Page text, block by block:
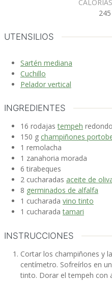
245
UTENSILIOS
Sartén mediana
Cuchillo
Pelador vertical
INGREDIENTES
16 rodajas tempeh redondo
150 g champiñones
1 remolacha
1 zanahoria morada
6 tirabeques
2 cucharadas aceite de
8 germinados de alfalfa
1 cucharada vino tinto
1 cucharadatamari
INSTRUCCIONES
Cortar los champiñones y
centímetro. Sofreírlos en
tinto. Dorar el tempeh con